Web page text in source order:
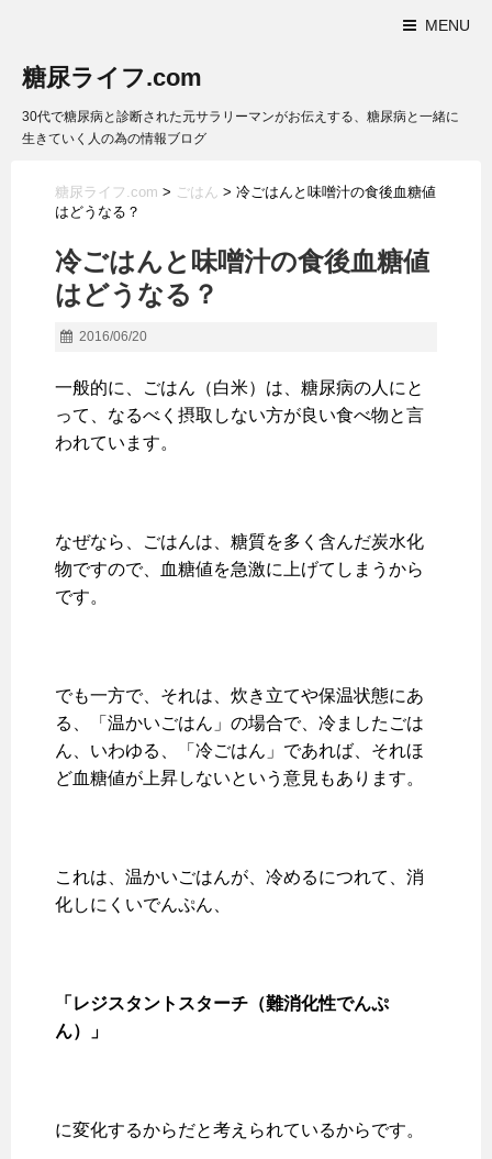
MENU
糖尿ライフ.com
30代で糖尿病と診断された元サラリーマンがお伝えする、糖尿病と一緒に
生きていく人の為の情報ブログ
糖尿ライフ.com > ごはん > 冷ごはんと味噌汁の食後血糖値
はどうなる？
冷ごはんと味噌汁の食後血糖値
はどうなる？
2016/06/20
一般的に、ごはん（白米）は、糖尿病の人にと
って、なるべく摂取しない方が良い食べ物と言
われています。
なぜなら、ごはんは、糖質を多く含んだ炭水化
物ですので、血糖値を急激に上げてしまうから
です。
でも一方で、それは、炊き立てや保温状態にあ
る、「温かいごはん」の場合で、冷ましたごは
ん、いわゆる、「冷ごはん」であれば、それほ
ど血糖値が上昇しないという意見もあります。
これは、温かいごはんが、冷めるにつれて、消
化しにくいでんぷん、
「レジスタントスターチ（難消化性でんぷ
ん）」
に変化するからだと考えられているからです。